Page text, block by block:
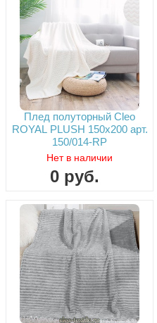
Плед полуторный Cleo
ROYAL PLUSH 150х200 арт.
150/014-RP
Нет в наличии
0 руб.